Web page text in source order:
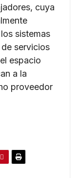
cuya
sistemas
servicios
espacio
a la
proveedor